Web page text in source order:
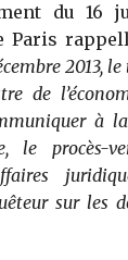
du 16
Paris
2013,
de
à
le procès-
sur les